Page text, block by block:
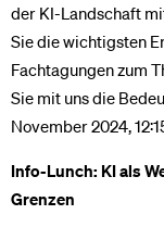
der KI-Landschaft
Sie die wichtigsten
Fachtagungen zum
Sie mit uns die
November 2024,
Info-Lunch: KI als
Grenzen